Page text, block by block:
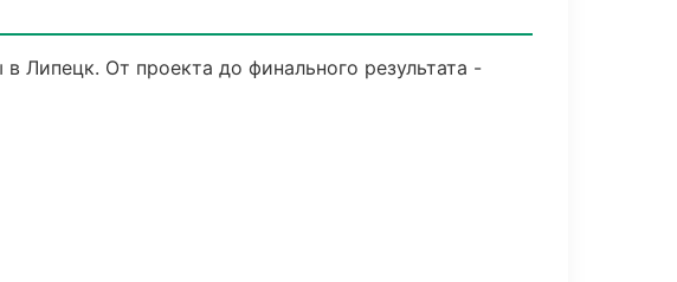
Липецк. От проекта до финального результата -